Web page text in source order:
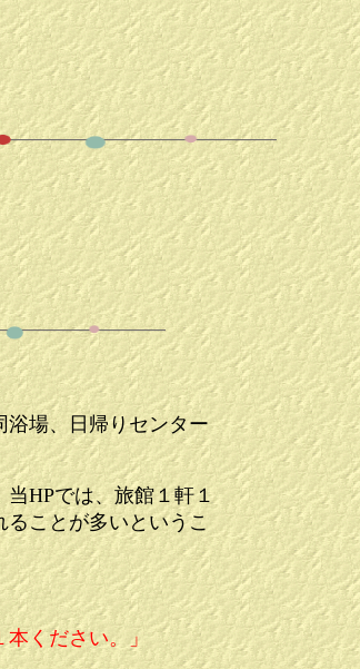
浴場、日帰りセンター
HPでは、旅館１軒１
ことが多いというこ
ください。」